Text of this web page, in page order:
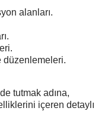
alanları.
düzenlemeleri.
tutmak adına,
içeren detaylı